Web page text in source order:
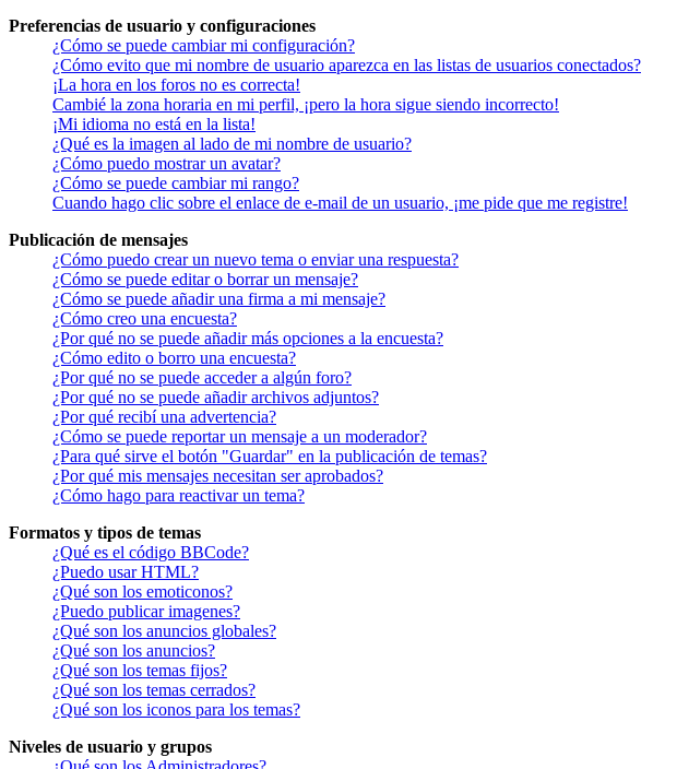
Preferencias de usuario y configuraciones
¿Cómo se puede cambiar mi configuración?
¿Cómo evito que mi nombre de usuario aparezca en las listas de usuarios conectados?
¡La hora en los foros no es correcta!
Cambié la zona horaria en mi perfil, ¡pero la hora sigue siendo incorrecto!
¡Mi idioma no está en la lista!
¿Qué es la imagen al lado de mi nombre de usuario?
¿Cómo puedo mostrar un avatar?
¿Cómo se puede cambiar mi rango?
Cuando hago clic sobre el enlace de e-mail de un usuario, ¡me pide que me registre!
Publicación de mensajes
¿Cómo puedo crear un nuevo tema o enviar una respuesta?
¿Cómo se puede editar o borrar un mensaje?
¿Cómo se puede añadir una firma a mi mensaje?
¿Cómo creo una encuesta?
¿Por qué no se puede añadir más opciones a la encuesta?
¿Cómo edito o borro una encuesta?
¿Por qué no se puede acceder a algún foro?
¿Por qué no se puede añadir archivos adjuntos?
¿Por qué recibí una advertencia?
¿Cómo se puede reportar un mensaje a un moderador?
¿Para qué sirve el botón "Guardar" en la publicación de temas?
¿Por qué mis mensajes necesitan ser aprobados?
¿Cómo hago para reactivar un tema?
Formatos y tipos de temas
¿Qué es el código BBCode?
¿Puedo usar HTML?
¿Qué son los emoticonos?
¿Puedo publicar imagenes?
¿Qué son los anuncios globales?
¿Qué son los anuncios?
¿Qué son los temas fijos?
¿Qué son los temas cerrados?
¿Qué son los iconos para los temas?
Niveles de usuario y grupos